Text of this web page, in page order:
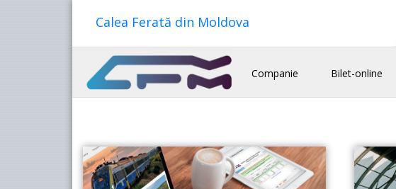
Calea Ferată din Moldova
Companie Bilet-online